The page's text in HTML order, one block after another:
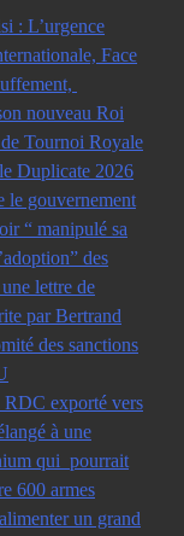
: L’urgence
Face
nouveau Roi
Tournoi Royale
Duplicate 2026
le gouvernement
“ manipulé sa
des
lettre de
par Bertrand
des sanctions
exporté vers
à une
qui pourrait
600 armes
un grand